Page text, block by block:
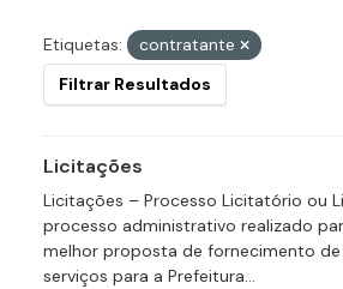
Etiquetas:
contratante
Filtrar Resultados
Licitações
Licitações – Processo Licitatório ou
processo administrativo realizado
melhor proposta de fornecimento de
serviços para a Prefeitura...